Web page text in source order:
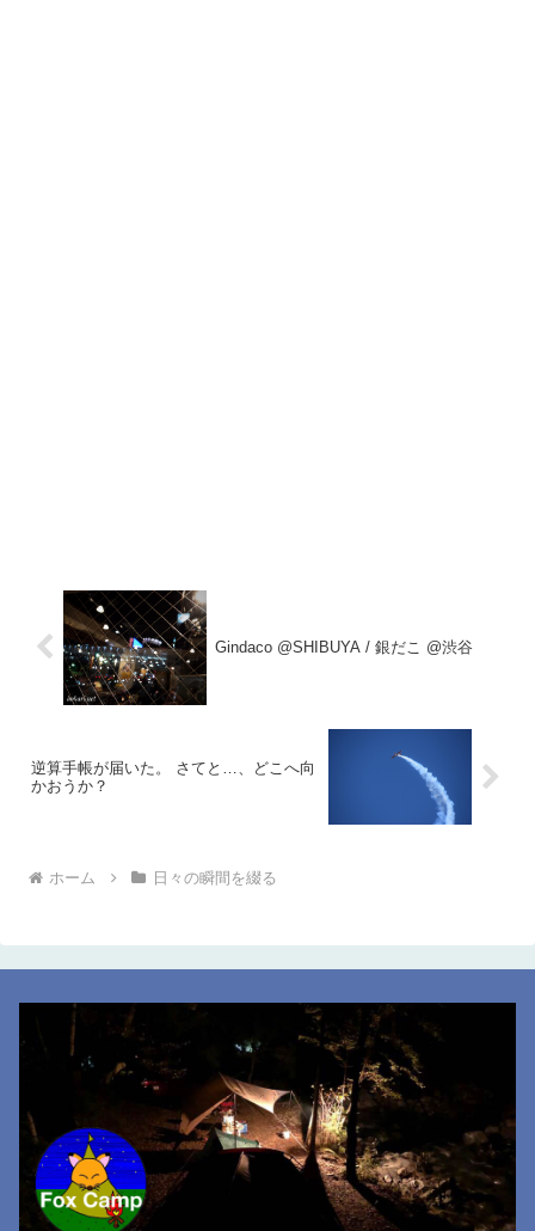
Gindaco @SHIBUYA / 銀だこ @渋谷
逆算手帳が届いた。 さてと…、どこへ向
かおうか？
ホーム 日々の瞬間を綴る